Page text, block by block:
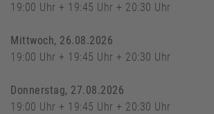
19:00 Uhr + 19:45 Uhr + 20:30 Uhr
Mittwoch, 26.08.2026
19:00 Uhr + 19:45 Uhr + 20:30 Uhr
Donnerstag, 27.08.2026
19:00 Uhr + 19:45 Uhr + 20:30 Uhr